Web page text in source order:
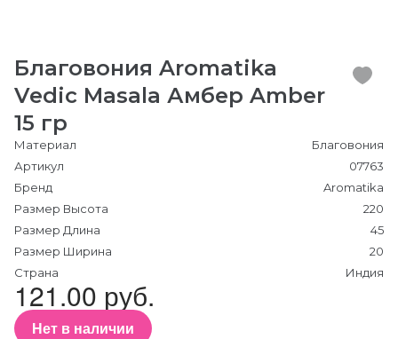
Благовония Aromatika
Vedic Masala Амбер Amber
15 гр
Материал
Благовония
Артикул
07763
Бренд
Aromatika
Размер Высота
220
Размер Длина
45
Размер Ширина
20
Страна
Индия
121.00 руб.
Нет в наличии